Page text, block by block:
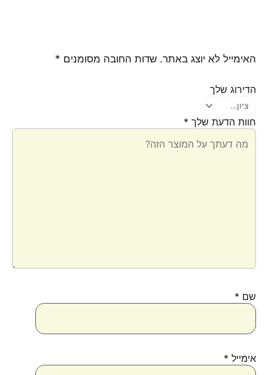
האימייל לא יוצג באתר. שדות החובה מסומנים *
הדירוג שלך
חוות הדעת שלך *
שם *
אימייל *